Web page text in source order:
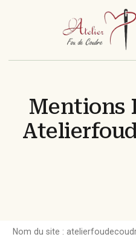
Mentions
Nom du site :